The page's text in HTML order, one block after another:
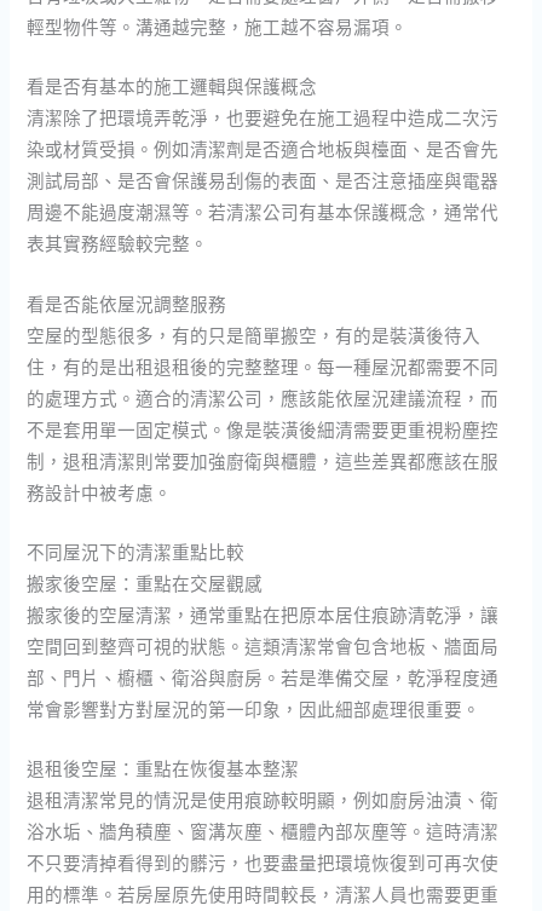
輕型物件等。溝通越完整，施工越不容易漏項。
看是否有基本的施工邏輯與保護概念
清潔除了把環境弄乾淨，也要避免在施工過程中造成二次污
染或材質受損。例如清潔劑是否適合地板與檯面、是否會先
測試局部、是否會保護易刮傷的表面、是否注意插座與電器
周邊不能過度潮濕等。若清潔公司有基本保護概念，通常代
表其實務經驗較完整。
看是否能依屋況調整服務
空屋的型態很多，有的只是簡單搬空，有的是裝潢後待入
住，有的是出租退租後的完整整理。每一種屋況都需要不同
的處理方式。適合的清潔公司，應該能依屋況建議流程，而
不是套用單一固定模式。像是裝潢後細清需要更重視粉塵控
制，退租清潔則常要加強廚衛與櫃體，這些差異都應該在服
務設計中被考慮。
不同屋況下的清潔重點比較
搬家後空屋：重點在交屋觀感
搬家後的空屋清潔，通常重點在把原本居住痕跡清乾淨，讓
空間回到整齊可視的狀態。這類清潔常會包含地板、牆面局
部、門片、櫥櫃、衛浴與廚房。若是準備交屋，乾淨程度通
常會影響對方對屋況的第一印象，因此細部處理很重要。
退租後空屋：重點在恢復基本整潔
退租清潔常見的情況是使用痕跡較明顯，例如廚房油漬、衛
浴水垢、牆角積塵、窗溝灰塵、櫃體內部灰塵等。這時清潔
不只要清掉看得到的髒污，也要盡量把環境恢復到可再次使
用的標準。若房屋原先使用時間較長，清潔人員也需要更重